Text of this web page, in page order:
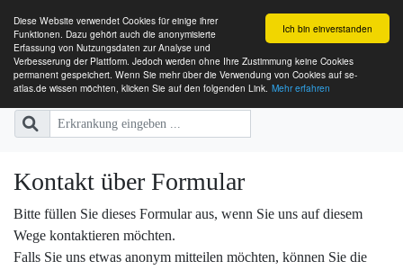
Ich bin einverstanden
Diese Website verwendet Cookies für einige ihrer
Funktionen. Dazu gehört auch die anonymisierte
Erfassung von Nutzungsdaten zur Analyse und
Verbesserung der Plattform. Jedoch werden ohne Ihre Zustimmung keine Cookies
permanent gespeichert. Wenn Sie mehr über die Verwendung von Cookies auf se-
atlas.de wissen möchten, klicken Sie auf den folgenden Link. Mehr erfahren
SE-ATLAS
Versorgungsatlas für Menschen
Kontakt über Formular
Bitte füllen Sie dieses Formular aus, wenn Sie uns auf diesem
Wege kontaktieren möchten.
Falls Sie uns etwas anonym mitteilen möchten, können Sie die